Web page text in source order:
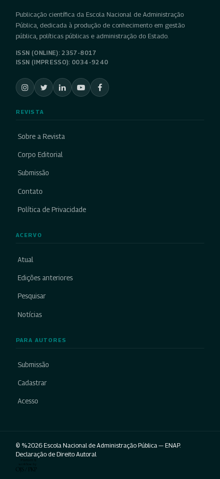
Publicação científica da Escola Nacional de Administração
Pública, dedicada à produção de conhecimento em gestão
pública, políticas públicas e administração do Estado.
ISSN (ONLINE): 2357-8017
ISSN (IMPRESSO): 0034-9240
REVISTA
Sobre a Revista
Corpo Editorial
Submissão
Contato
Política de Privacidade
ACERVO
Atual
Edições anteriores
Pesquisar
Notícias
PARA AUTORES
Submissão
Cadastrar
Acesso
© %2026 Escola Nacional de Administração Pública — ENAP.
Declaração de Direito Autoral